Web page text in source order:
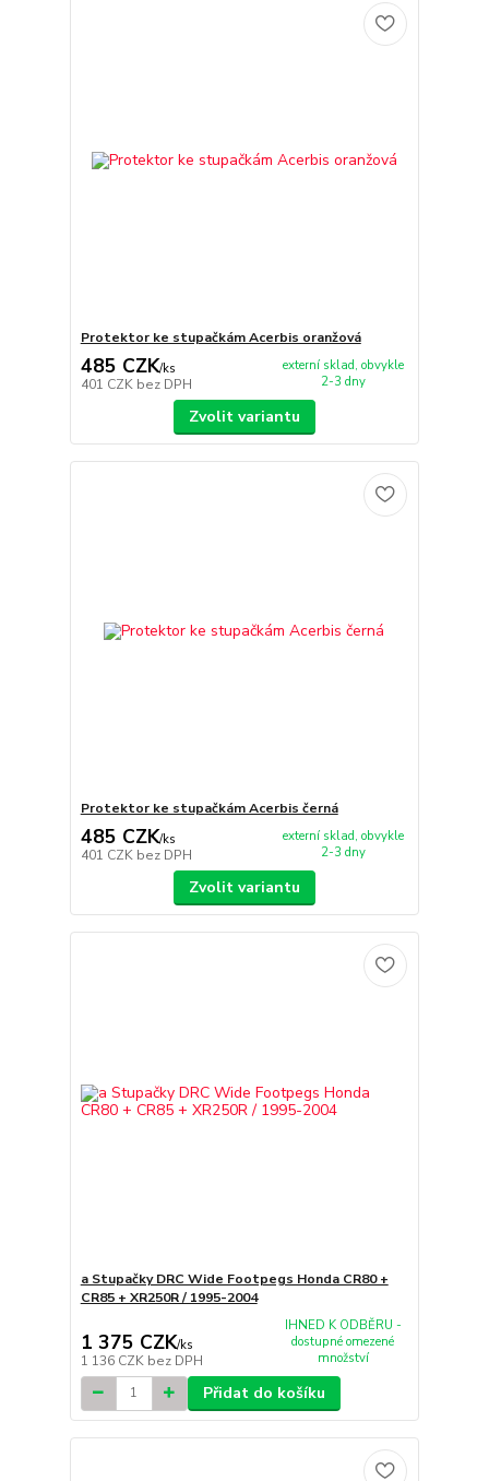
Protektor ke stupačkám Acerbis oranžová
485 CZK/ks
401 CZK bez DPH
externí sklad, obvykle
2-3 dny
Zvolit variantu
Protektor ke stupačkám Acerbis černá
485 CZK/ks
401 CZK bez DPH
externí sklad, obvykle
2-3 dny
Zvolit variantu
a Stupačky DRC Wide Footpegs Honda CR80 +
CR85 + XR250R / 1995-2004
1 375 CZK/ks
1 136 CZK bez DPH
IHNED K ODBĚRU -
dostupné omezené
množství
Přidat do košíku